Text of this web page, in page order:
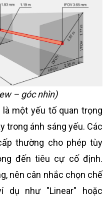
– góc nhìn)
là một yếu tố quan trọng
trong ánh sáng yếu. Các
thường cho phép tùy
đến tiêu cự cố định.
nên cân nhắc chọn chế
dụ như "Linear" hoặc